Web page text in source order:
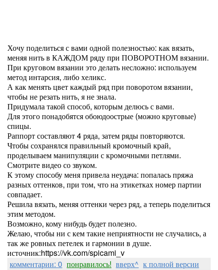
Хочу поделиться с вами одной полезностью: как вязать,
меняя нить в КАЖДОМ ряду при ПОВОРОТНОМ вязании.
При круговом вязании это делать несложно: используем
метод интарсия, либо хеликс.
А как менять цвет каждый ряд при поворотом вязании,
чтобы не резать нить, я не знала.
Придумала такой способ, которым делюсь с вами.
Для этого понадобятся обоюдоострые (можно круговые)
спицы.
Раппорт составляют 4 ряда, затем ряды повторяются.
Чтобы сохранялся правильный кромочный край,
проделываем манипуляции с кромочными петлями.
Смотрите видео со звуком.
К этому способу меня привела неудача: попалась пряжа
разных оттенков, при том, что на этикетках номер партии
совпадает.
Решила вязать, меняя оттенки через ряд, а теперь поделиться
этим методом.
Возможно, кому нибудь будет полезно.
Желаю, чтобы ни с кем такие неприятности не случались, а
так же ровных петелек и гармонии в душе.
источник:https://vk.com/spicami_v
комментарии: 0 понравилось! вверх^ к полной версии